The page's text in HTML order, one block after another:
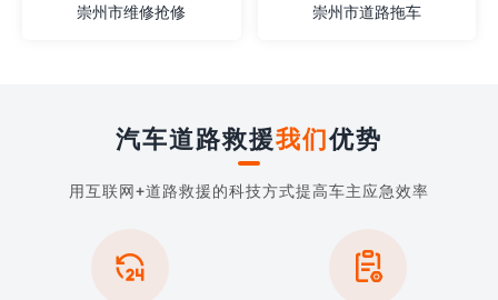
崇州市维修抢修 崇州市道路拖车
汽车道路救援我们优势
用互联网+道路救援的科技方式提高车主应急效率
 